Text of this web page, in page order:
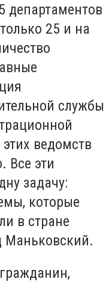
департаментов
25 и на
службы
ведомств
Все эти
задачу:
которые
в стране
Маньковский.